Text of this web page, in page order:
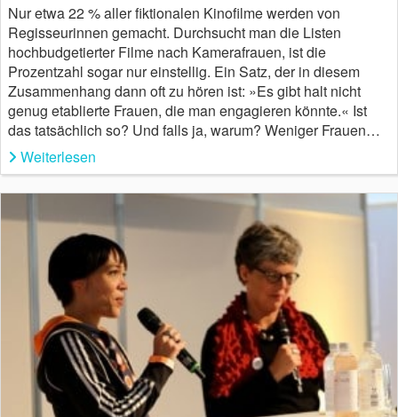
Nur etwa 22 % aller fiktionalen Kinofilme werden von
Regisseurinnen gemacht. Durchsucht man die Listen
hochbudgetierter Filme nach Kamerafrauen, ist die
Prozentzahl sogar nur einstellig. Ein Satz, der in diesem
Zusammenhang dann oft zu hören ist: »Es gibt halt nicht
genug etablierte Frauen, die man engagieren könnte.« Ist
das tatsächlich so? Und falls ja, warum? Weniger Frauen…
Weiterlesen